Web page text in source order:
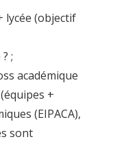
lycée (objectif
;
académique
+
(EIPACA),
sont